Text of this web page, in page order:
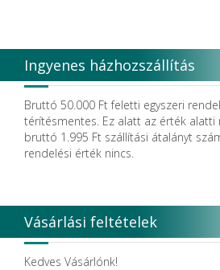
Ingyenes házhozszállítás
Bruttó 50.000 Ft feletti egyszeri
térítésmentes. Ez alatt az érték alatti
bruttó 1.995 Ft szállítási átalányt
rendelési érték nincs.
Vásárlási feltételek
Kedves Vásárlónk!